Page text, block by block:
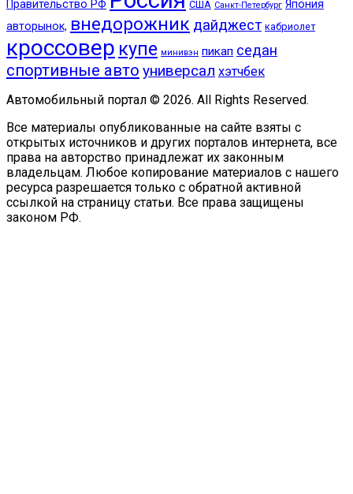
Правительство РФ США Санкт-Петербург Япония
авторынок, внедорожник дайджест кабриолет
кроссовер купе минивэн пикап седан
спортивные авто универсал хэтчбек
Автомобильный портал © 2026. All Rights Reserved.
Все материалы опубликованные на сайте взяты с
открытых источников и других порталов интернета, все
права на авторство принадлежат их законным
владельцам. Любое копирование материалов с нашего
ресурса разрешается только с обратной активной
ссылкой на страницу статьи. Все права защищены
законом РФ.